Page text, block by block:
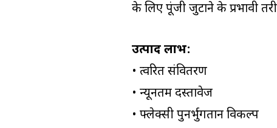
के लिए पूंजी जुटाने के प्रभावी
उत्पाद लाभ:
• त्वरित संवितरण
• न्यूनतम दस्तावेज
• फ्लेक्सी पुनर्भुगतान विकल्प